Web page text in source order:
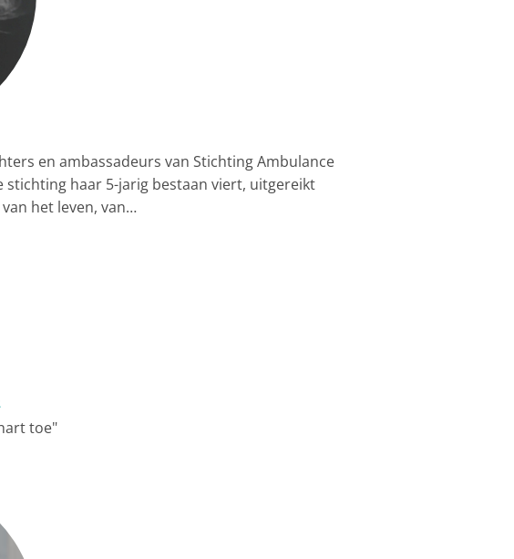
en ambassadeurs van Stichting Ambulance
stichting haar 5-jarig bestaan viert, uitgereikt
het leven, van…
toe"